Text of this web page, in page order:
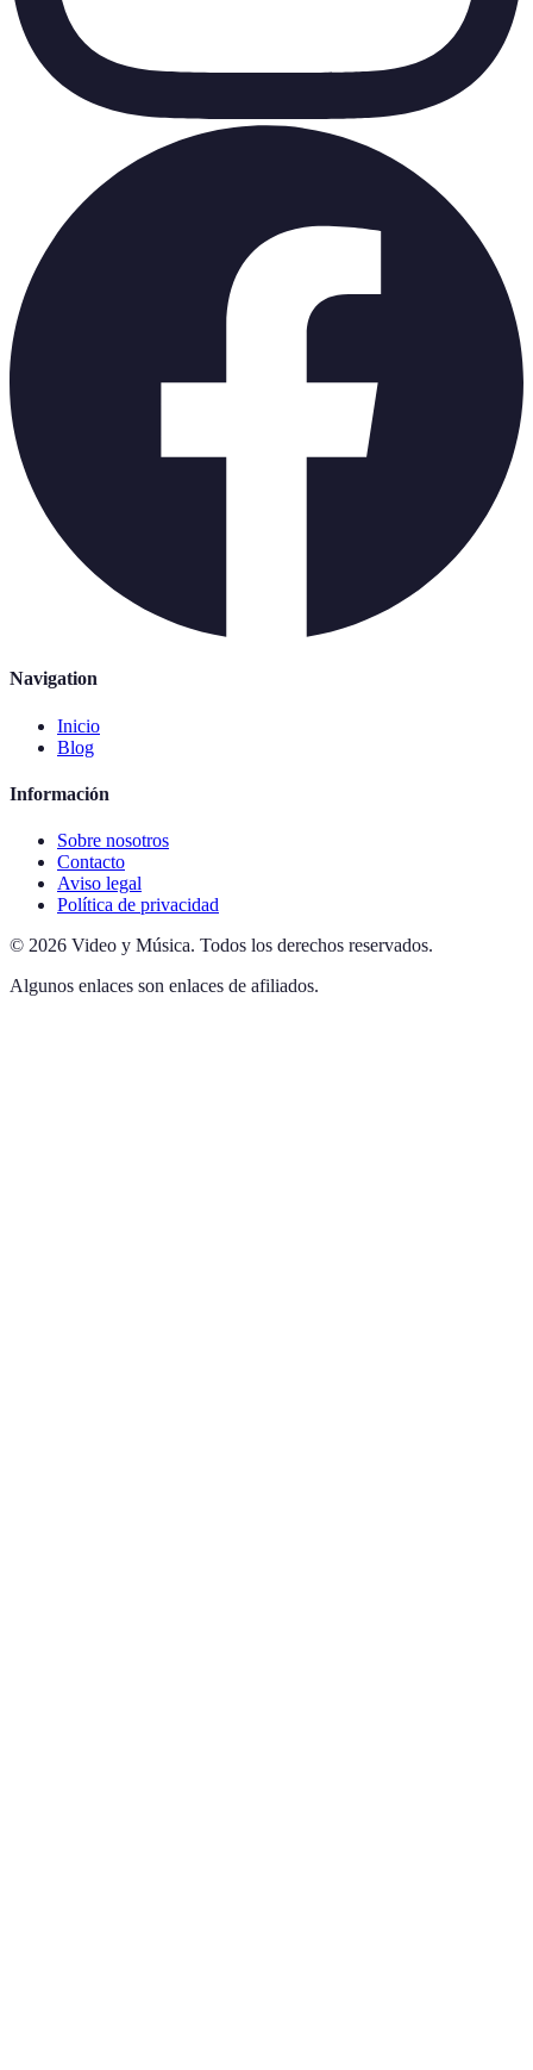
Navigation
Inicio
Blog
Información
Sobre nosotros
Contacto
Aviso legal
Política de privacidad
© 2026 Video y Música. Todos los derechos reservados.
Algunos enlaces son enlaces de afiliados.